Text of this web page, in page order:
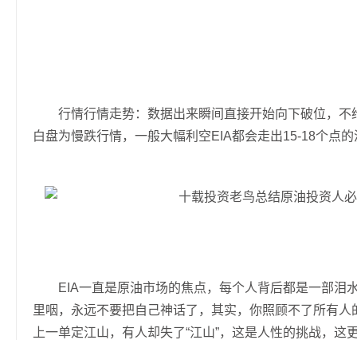
行情行情走势：数据出来瞬间直接开始向下破位，不
白盘为慢跌行情，一般大幅利空EIA都会走出15-18个点
EIA一直是原油市场的焦点，每个人背后都是一部泪
里咽，永远不要把自己神话了，其实，你照顾不了所有
上一单定江山，有人却失了“江山”，这是人性的挑战，